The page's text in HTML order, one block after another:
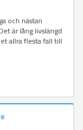
och nästan
är lång livslängd
allra flesta fall till